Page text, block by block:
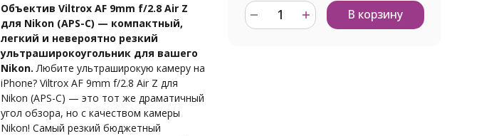
Объектив Viltrox AF 9mm f/2.8 Air Z
для Nikon (APS-C) — компактный,
легкий и невероятно резкий
ультраширокоугольник для вашего
Nikon. Любите ультраширокую камеру на
iPhone? Viltrox AF 9mm f/2.8 Air Z для
Nikon (APS-C) — это тот же драматичный
угол обзора, но с качеством камеры
Nikon! Самый резкий бюджетный
В корзину